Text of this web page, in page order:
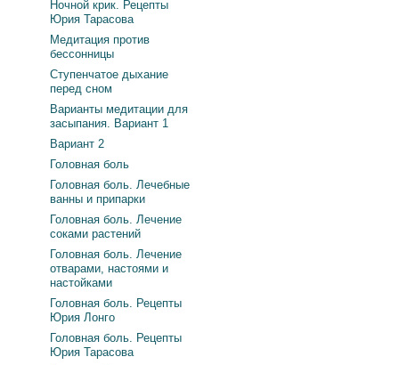
Ночной крик. Рецепты
Юрия Тарасова
Медитация против
бессонницы
Ступенчатое дыхание
перед сном
Варианты медитации для
засыпания. Вариант 1
Вариант 2
Головная боль
Головная боль. Лечебные
ванны и припарки
Головная боль. Лечение
соками растений
Головная боль. Лечение
отварами, настоями и
настойками
Головная боль. Рецепты
Юрия Лонго
Головная боль. Рецепты
Юрия Тарасова